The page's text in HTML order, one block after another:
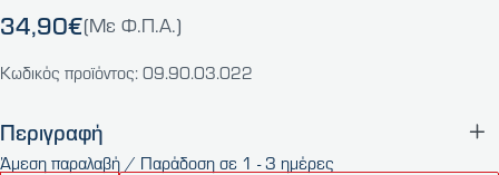
34,90€(Με Φ.Π.Α.)
Κωδικός προϊόντος: 09.90.03.022
Περιγραφή
Άμεση παραλαβή / Παράδοση σε 1 - 3 ημέρες